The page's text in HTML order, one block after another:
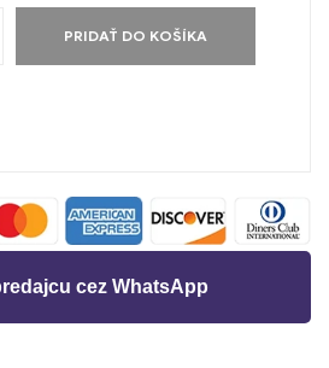
PRIDAŤ DO KOŠÍKA
cez WhatsApp